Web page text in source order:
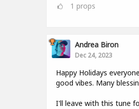
1 props
Andrea Biron
Dec 24, 2023
Happy Holidays
good vibes. Many
I'll leave with this tune